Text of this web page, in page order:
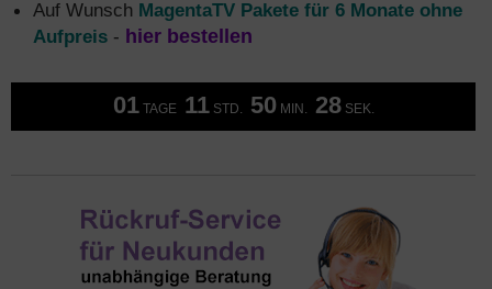
Auf Wunsch MagentaTV Pakete für 6 Monate ohne
Aufpreis - hier bestellen
01 TAGE 11 STD. 50 MIN. 28 SEK.